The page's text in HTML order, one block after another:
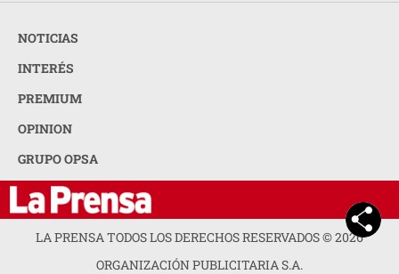
NOTICIAS
INTERÉS
PREMIUM
OPINION
GRUPO OPSA
LA PRENSA TODOS LOS DERECHOS RESERVADOS ©2026
ORGANIZACIÓN PUBLICITARIA S.A.